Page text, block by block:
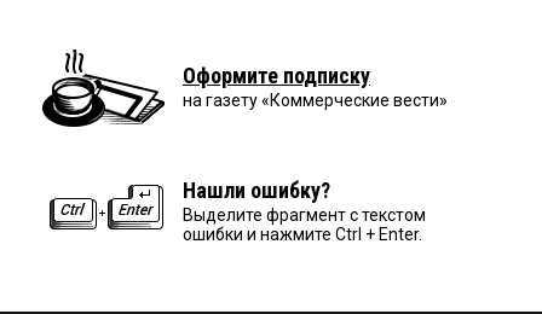
Оформите подписку
на газету «Коммерческие вести»
Нашли ошибку?
Выделите фрагмент с текстом
ошибки и нажмите Ctrl + Enter.